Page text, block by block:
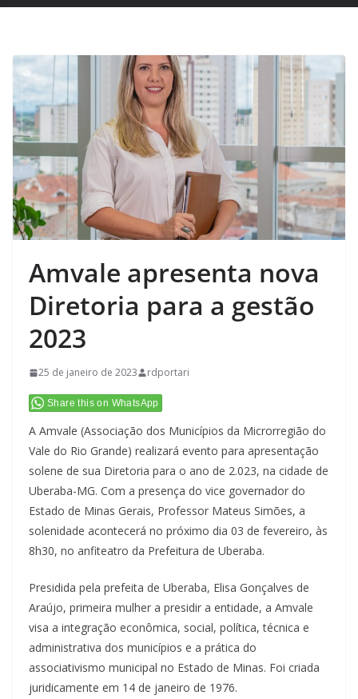
Amvale apresenta nova
Diretoria para a gestão
2023
25 de janeiro de 2023 rdportari
Share this on WhatsApp
A Amvale (Associação dos Municípios da Microrregião do
Vale do Rio Grande) realizará evento para apresentação
solene de sua Diretoria para o ano de 2.023, na cidade de
Uberaba-MG. Com a presença do vice governador do
Estado de Minas Gerais, Professor Mateus Simões, a
solenidade acontecerá no próximo dia 03 de fevereiro, às
8h30, no anfiteatro da Prefeitura de Uberaba.
Presidida pela prefeita de Uberaba, Elisa Gonçalves de
Araújo, primeira mulher a presidir a entidade, a Amvale
visa a integração econômica, social, política, técnica e
administrativa dos municípios e a prática do
associativismo municipal no Estado de Minas. Foi criada
juridicamente em 14 de janeiro de 1976.